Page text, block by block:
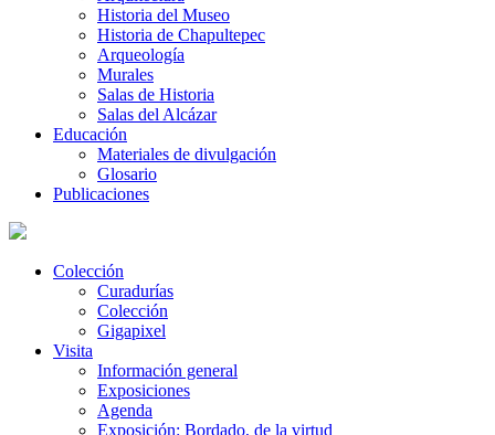
Historia del Museo
Historia de Chapultepec
Arqueología
Murales
Salas de Historia
Salas del Alcázar
Educación
Materiales de divulgación
Glosario
Publicaciones
Colección
Curadurías
Colección
Gigapixel
Visita
Información general
Exposiciones
Agenda
Exposición: Bordado, de la virtud